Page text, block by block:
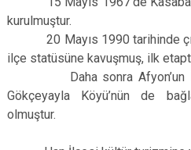
kurulmuştur.
20 Mayıs 1990 tarihinde
ilçe statüsüne kavuşmuş, ilk
Daha sonra Afyon’un
Gökçeyayla Köyü’nün de
olmuştur.